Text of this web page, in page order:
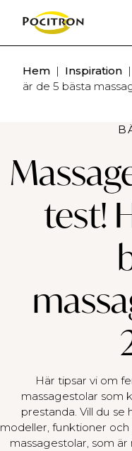
Hem | Inspiration |
är de 5 bästa
test!
Här tipsar vi om
massagestolar som
prestanda. Vill du
modeller, funktioner och
massagestolar, som